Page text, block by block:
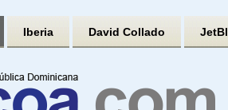
Iberia David Collado